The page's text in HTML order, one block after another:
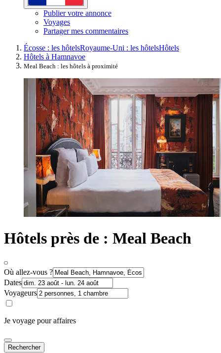
Publier votre annonce
Voyages
Partager mes commentaires
Écosse : les hôtelsRoyaume-Uni : les hôtelsHôtels
Hôtels à Hamnavoe
Meal Beach : les hôtels à proximité
Hôtels près de : Meal Beach
Où allez-vous ?
Dates
Voyageurs
Je voyage pour affaires
Rechercher